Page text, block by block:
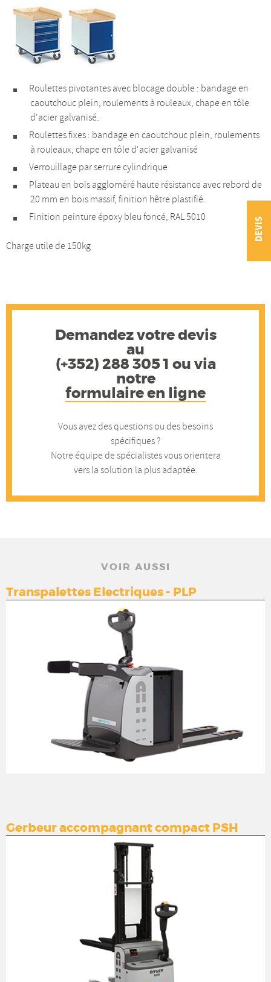
DEVIS
Roulettes pivotantes avec blocage double : bandage en
caoutchouc plein, roulements à rouleaux, chape en tôle
d'acier galvanisé.
Roulettes fixes : bandage en caoutchouc plein, roulements
à rouleaux, chape en tôle d'acier galvanisé
Verrouillage par serrure cylindrique
Plateau en bois aggloméré haute résistance avec rebord de
20 mm en bois massif, finition hêtre plastifié.
Finition peinture époxy bleu foncé, RAL 5010
Charge utile de 150kg
Demandez votre devis
au
(+352) 288 305 1 ou via
notre
formulaire en ligne
Vous avez des questions ou des besoins
spécifiques ?
Notre équipe de spécialistes vous orientera
vers la solution la plus adaptée.
VOIR AUSSI
Transpalettes Electriques - PLP
Gerbeur accompagnant compact PSH